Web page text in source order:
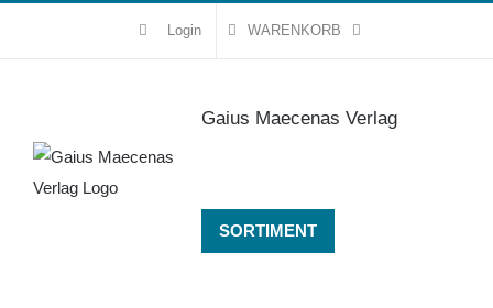
Login WARENKORB
Gaius Maecenas Verlag
SORTIMENT